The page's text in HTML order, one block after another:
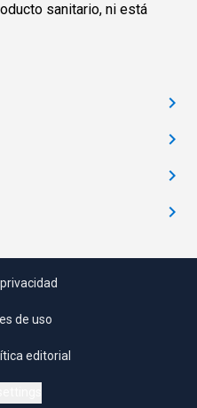
sanitario, ni está
de uso
editorial